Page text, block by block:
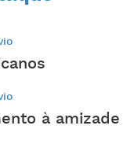
à amizade